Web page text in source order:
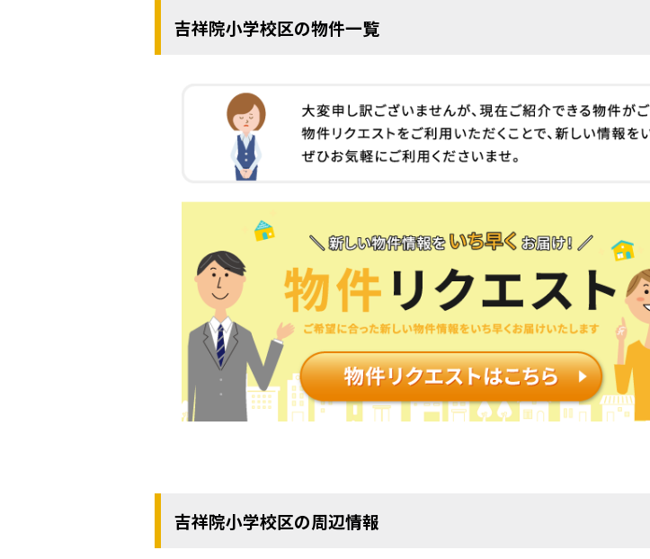
吉祥院小学校区の物件一覧
吉祥院小学校区の周辺情報